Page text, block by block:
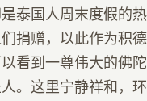
泰国人周末度假的
捐赠，以此作为积
看到一尊伟大的佛
。这里宁静祥和，